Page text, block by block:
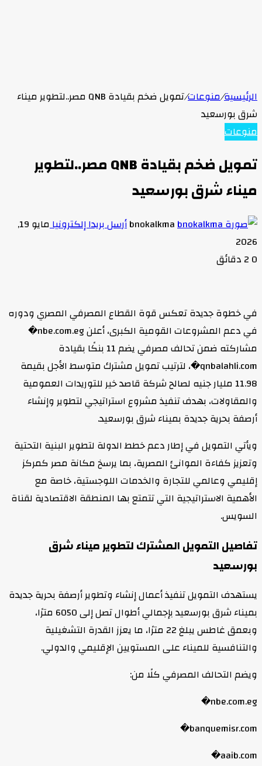
الرئيسية/منوعات/
تمويل ضخم بقيادة QNB مصر..لتطوير ميناء
شرق بورسعيد
منوعات
تمويل ضخم بقيادة QNB مصر..لتطوير
ميناء شرق بورسعيد
bnokalkmaأرسل بريدا إلكترونيا
مايو 19,
2026
0
في خطوة جديدة تعكس قوة القطاع المصرفي المصري ودوره
في دعم المشروعات القومية الكبرى، أعلن nbe.com.eg⁠�
مشاركته ضمن تحالف مصرفي يضم 11 بنكًا بقيادة
qnbalahli.com⁠�، لترتيب تمويل مشترك متوسط الأجل بقيمة
11.98 مليار جنيه لصالح شركة قاصد خير للتوريدات العمومية
والمقاولات، بهدف تنفيذ مشروع استراتيجي لتطوير وإنشاء
أرصفة بحرية جديدة بميناء شرق بورسعيد.
ويأتي التمويل في إطار دعم خطط الدولة لتطوير البنية التحتية
وتعزيز كفاءة الموانئ المصرية، بما يرسخ مكانة مصر كمركز
إقليمي وعالمي للتجارة والخدمات اللوجستية، خاصة مع
الأهمية الاستراتيجية التي تتمتع بها المنطقة الاقتصادية لقناة
السويس.
تفاصيل التمويل المشترك لتطوير ميناء شرق
بورسعيد
يستهدف التمويل تنفيذ أعمال إنشاء وتطوير أرصفة بحرية جديدة
بميناء شرق بورسعيد بإجمالي أطوال تصل إلى 6050 مترًا،
وبعمق غاطس يبلغ 22 مترًا، ما يعزز القدرة التشغيلية
والتنافسية للميناء على المستويين الإقليمي والدولي.
ويضم التحالف المصرفي كلًا من:
nbe.com.eg⁠�
banquemisr.com⁠�
aaib.com⁠�